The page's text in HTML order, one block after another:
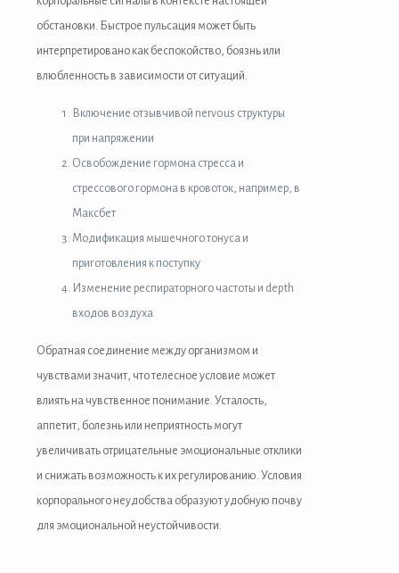
обстановки. Быстрое пульсация может быть
интерпретировано как беспокойство, боязнь или
влюбленность в зависимости от ситуаций.
Включение отзывчивой nervous структуры
при напряжении
Освобождение гормона стресса и
стрессового гормона в кровоток, например, в
Максбет
Модификация мышечного тонуса и
приготовления к поступку
Изменение респираторного частоты и depth
входов воздуха
Обратная соединение между организмом и
чувствами значит, что телесное условие может
влиять на чувственное понимание. Усталость,
аппетит, болезнь или неприятность могут
увеличивать отрицательные эмоциональные отклики
и снижать возможность к их регулированию. Условия
корпорального неудобства образуют удобную почву
для эмоциональной неустойчивости.